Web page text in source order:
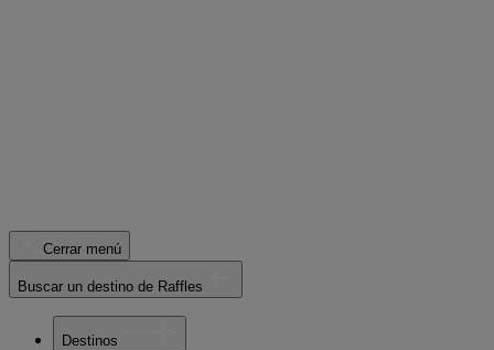
Cerrar menú
Buscar un destino de Raffles
Destinos